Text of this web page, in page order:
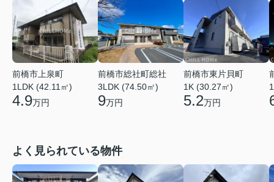
前橋市上泉町
1LDK (42.11㎡)
4.9万円
前橋市総社町総社
3LDK (74.50㎡)
9万円
前橋市東片貝町
1K (30.27㎡)
5.2万円
よく見られている物件